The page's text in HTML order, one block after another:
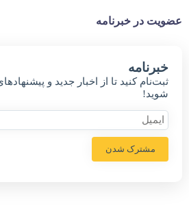
عضویت در خبرنامه
خبر‌نامه
ثبت‌نام کنید تا از اخبار جدید و
شوید!
مشترک شدن